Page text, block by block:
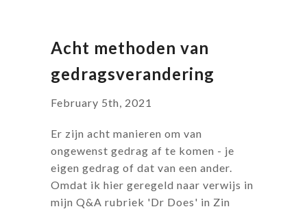
Acht methoden van
gedragsverandering
February 5th, 2021
Er zijn acht manieren om van
ongewenst gedrag af te komen - je
eigen gedrag of dat van een ander.
Omdat ik hier geregeld naar verwijs in
mijn Q&A rubriek 'Dr Does' in Zin